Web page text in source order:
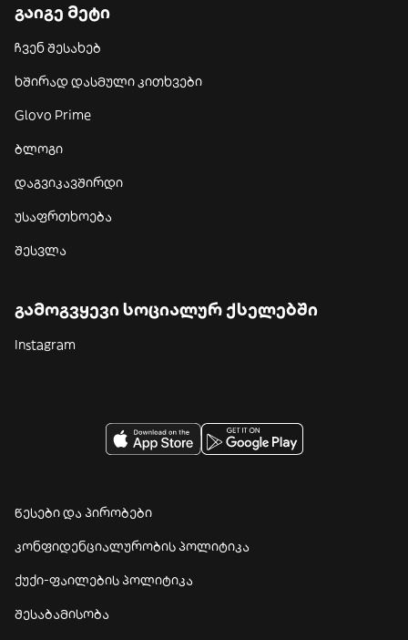
გაიგე მეტი
ჩვენ შესახებ
ხშირად დასმული კითხვები
Glovo Prime
ბლოგი
დაგვიკავშირდი
უსაფრთხოება
შესვლა
გამოგვყევი სოციალურ ქსელებში
Instagram
წესები და პირობები
კონფიდენციალურობის პოლიტიკა
ქუქი-ფაილების პოლიტიკა
შესაბამისობა